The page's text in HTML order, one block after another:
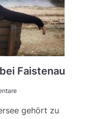
Faistenau
gehört zu